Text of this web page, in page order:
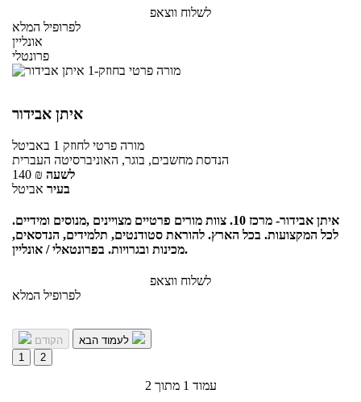
לשלוח ווצאפ
לפרופיל המלא
אונליין
פרונטלי
איתן אבידור
מורה פרטי לחוזק 1
באביטל
הנדסת מחשבים, בוגר, האוניברסיטה העברית
140 ₪ לשעה
בעיר אביטל
איתן אבידור- מרכז 10. צוות מורים פרטיים מצויינים ,מנוסים ומידיים.
לכל המקצועות. בכל הארץ. להוראת סטודנטים, תלמידים, הנדסאים,
מכינות ובגרויות. בפרונטאלי / אונליין.
לשלוח ווצאפ
לפרופיל המלא
הקודם
1
2
עמוד 1 מתוך 2